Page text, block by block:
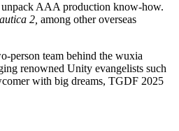
AAA production know-how.
2, among other overseas
person team behind the wuxia
renowned Unity evangelists such
with big dreams, TGDF 2025